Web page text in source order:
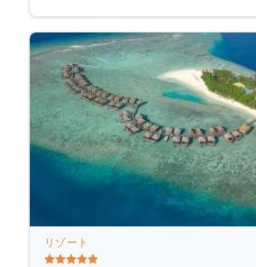
リゾート